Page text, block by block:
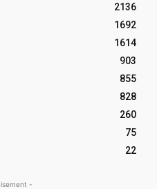
2136
1692
1614
903
855
828
260
75
22
-